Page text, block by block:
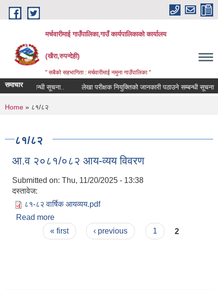
Skip to main content
मर्चवारीमाई गाउँपालिका,गाउँ कार्यपालिकाको कार्यालय
(खैरा,रुपन्देही)
" सबैको सहभागिता : मर्चवारीमाई नमुना गाउँपालिका "
समाचारसम्बन्धी सूचना.. लेखा परीक्षक नियुक्तिको जानकारी पठाउने सम्बन्धी सूचना
You are here
Home » ८१/८२
८१/८२
आ.व २०८१/०८२ आय-व्यय विवरण
Submitted on: Thu, 11/20/2025 - 13:38
दस्तावेज:
८१-८२ वार्षिक आयव्यय.pdf
Read more
Pages« first ‹ previous 1 2